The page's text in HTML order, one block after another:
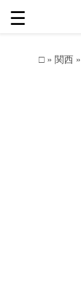
☰
□» 関西»